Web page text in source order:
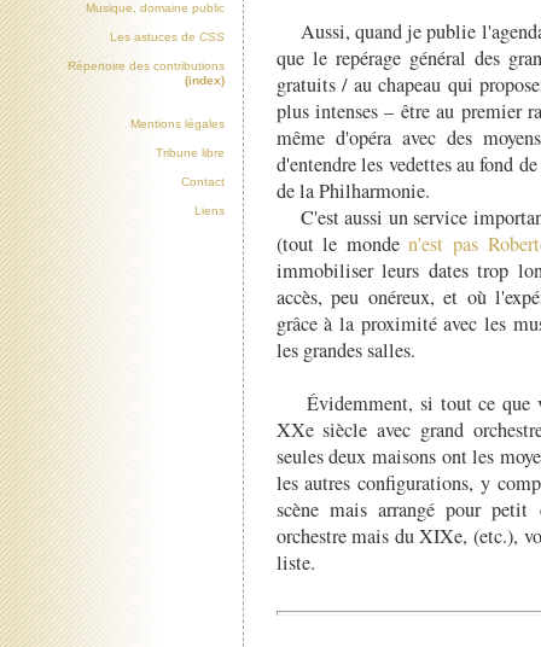
Aussi, quand je publie
que le repérage général des
gratuits / au chapeau qui
plus intenses – être au premier
même d'opéra avec des
d'entendre les vedettes au fond
de la Philharmonie.
C'est aussi un service
(tout le monden'est pas
immobiliser leurs dates trop
accès, peu onéreux, et où
grâce à la proximité avec les
les grandes salles.
Évidemment, si tout ce que
XXe siècle avec grand
seules deux maisons ont les
les autres configurations, y
scène mais arrangé pour
orchestre mais du XIXe, (etc.),
liste.
Musique, domaine public
Les astuces de CSS
Répertoire des contributions
(index)
Mentions légales
Tribune libre
Contact
Liens